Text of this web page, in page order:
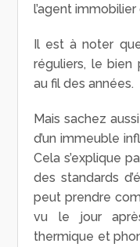
l’agent
Il est à noter
réguliers, le bien
au fil des années.
Mais sachez
d’un immeuble
Cela s’explique
des standards
peut prendre
vu le jour
thermique et